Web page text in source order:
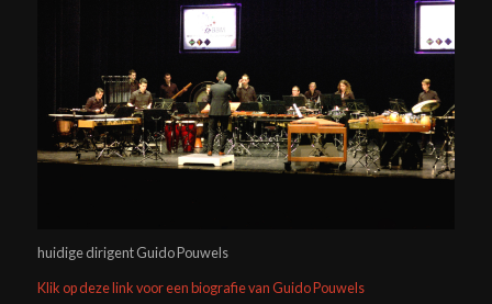
huidige dirigent Guido Pouwels
Klik op deze link voor een biografie van Guido Pouwels